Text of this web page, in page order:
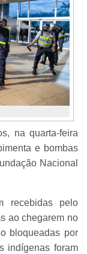
na quarta-feira
e bombas
Nacional
recebidas pelo
ao chegarem no
bloqueadas por
indígenas foram